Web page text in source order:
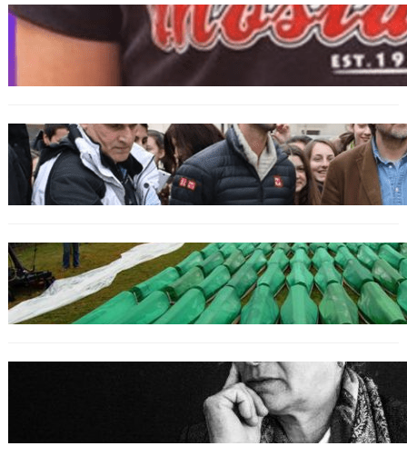
BOSNIEN
„Hasswelle eskaliert“: Mutter eines
bosniakischen Jungen entsetzt nach Angriff
durch kroatische Jugendliche
SPORT
Djokovic feiert Gold mit dem Lied ‚Freue dich
serbisches Volk‘
GENOZID
Izraelischer Botschafter in Serbien leugnet
Völkermord in Srebrenica
Erinnerung an Hatidža Mehmedović: Eine
Stimme des Gewissens im Angesicht von Hass
und Ungerechtigkeit